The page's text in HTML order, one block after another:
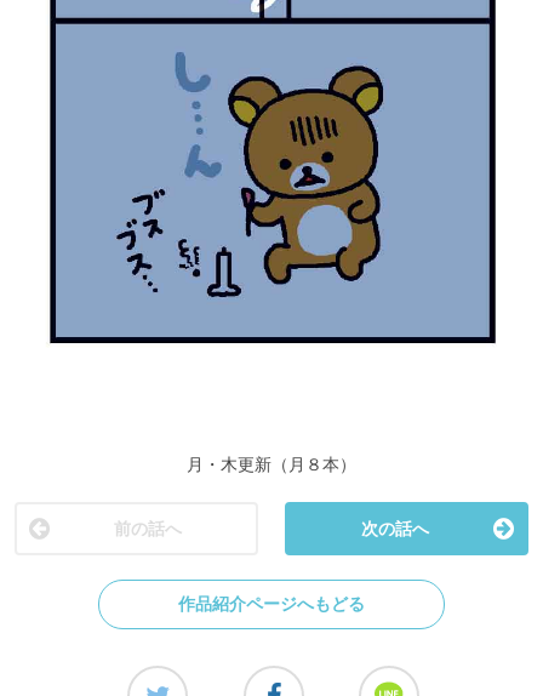
月・木更新（月８本）
前の話へ 次の話へ
作品紹介ページへもどる